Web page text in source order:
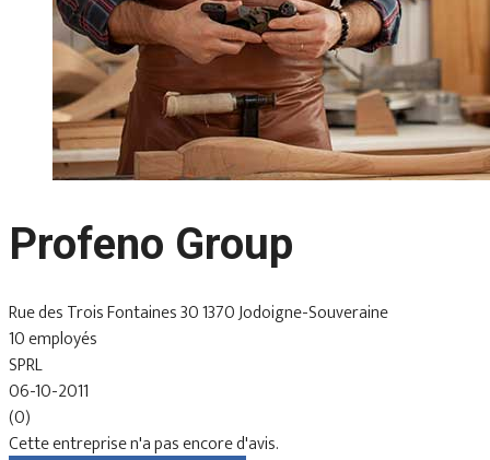
Profeno Group
Rue des Trois Fontaines 30 1370 Jodoigne-Souveraine
10 employés
SPRL
06-10-2011
(0)
Cette entreprise n'a pas encore d'avis.